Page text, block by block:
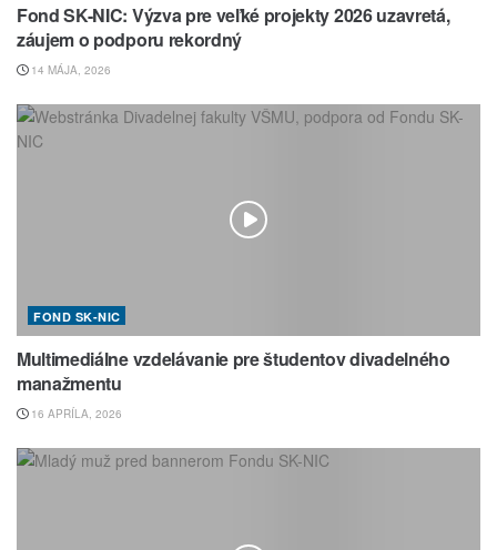
Fond SK-NIC: Výzva pre veľké projekty 2026 uzavretá,
záujem o podporu rekordný
14 MÁJA, 2026
FOND SK-NIC
Multimediálne vzdelávanie pre študentov divadelného
manažmentu
16 APRÍLA, 2026